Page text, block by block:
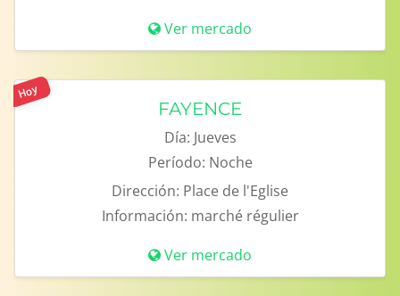
Ver mercado
Hoy
FAYENCE
Día: Jueves
Período: Noche
Dirección: Place de l'Eglise
Información: marché régulier
Ver mercado